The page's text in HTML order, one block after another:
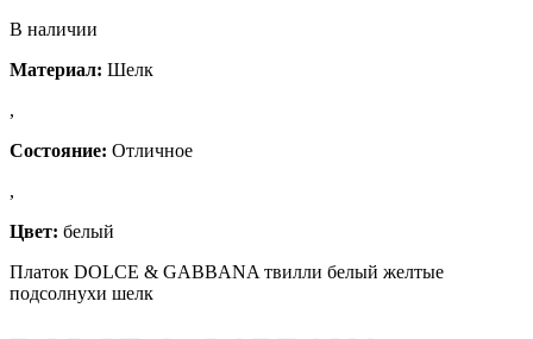
В наличии
Материал: Шелк
,
Состояние: Отличное
,
Цвет: белый
Платок DOLCE & GABBANA твилли белый желтые
подсолнухи шелк